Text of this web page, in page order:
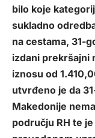
bilo koje
sukladno
na cestama, 31-
izdani prekršajni
iznosu od
utvrđeno je da
Makedonije
području RH te